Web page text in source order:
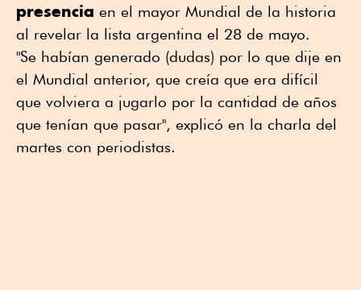
presencia en el mayor Mundial de la historia
al revelar la lista argentina el 28 de mayo.
"Se habían generado (dudas) por lo que dije en
el Mundial anterior, que creía que era difícil
que volviera a jugarlo por la cantidad de años
que tenían que pasar", explicó en la charla del
martes con periodistas.